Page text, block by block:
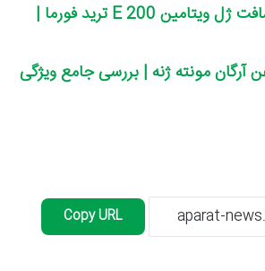
نقد و بررسی سافت ژل ویتامین E 200 ترید فورما |
مونته ژنه | بررسی جامع ویژگی
Copy URL